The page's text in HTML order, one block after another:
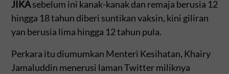
JIKAsebelum ini kanak-kanak dan remaja berusia 12
hingga 18 tahun diberi suntikan vaksin, kini giliran
yan berusia lima hingga 12 tahun pula.
Perkara itu diumumkan Menteri Kesihatan, Khairy
Jamaluddin menerusi laman Twitter miliknya